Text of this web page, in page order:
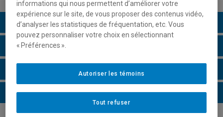
Description du cours
Horaire - Été 2026
Horaire - Automne 2026
Horaire - Hiver 2027
informations qui nous permettent d’améliorer votre
expérience sur le site, de vous proposer des contenus vidéo,
d’analyser les statistiques de fréquentation, etc. Vous
pouvez personnaliser votre choix en sélectionnant
« Préférences ».
Tout refuser
Autoriser les témoins